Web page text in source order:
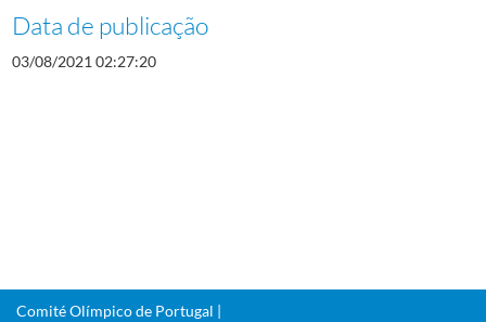
Data de publicação
03/08/2021 02:27:20
Comité Olímpico de Portugal |